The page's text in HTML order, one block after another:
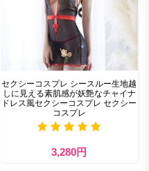
セクシーコスプレ シースルー生地越
しに見える素肌感が妖艶なチャイナ
ドレス風セクシーコスプレ セクシー
コスプレ
3,280円